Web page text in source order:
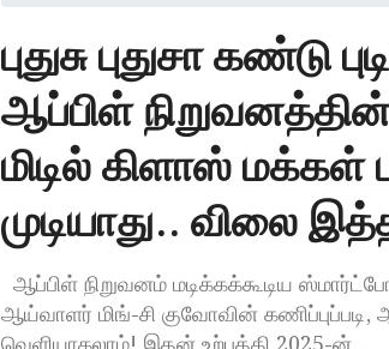
புதுசு புதுசா கண்டு
ஆப்பிள்
மிடில் கிளாஸ்
முடியாது.. விலை
ஆப்பிள் நிறுவனம் மடிக்கக்கூடிய
ஆய்வாளர் மிங்-சி குவோவின்